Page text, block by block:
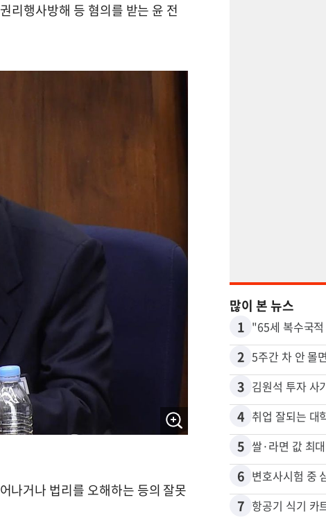
리행사방해 등 혐의를 받는 윤 전
나거나 법리를 오해하는 등의 잘못
많이 본 뉴스
1
2 5주간 차 안 몰
3 김원석 투자 사
4 취업 잘되는
5
6
7